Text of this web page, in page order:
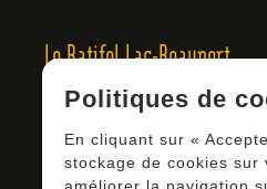
Le BatifolLac-Beauport
995 Boul. du Lac
G3B 0W6
418-841-0414#1
Politiques de
En cliquant sur «
stockage de cookies sur